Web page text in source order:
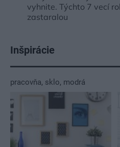
vyhnite. Týchto 7 vecí
zastaralou
Inšpirácie
pracovňa, sklo, modrá